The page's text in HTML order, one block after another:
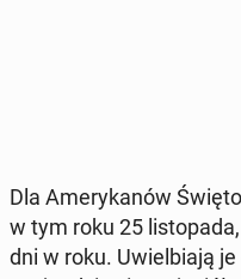
Dla Ame­ry­ka­nów
w tym roku 25
dni w roku. Uwiel­bia­ją